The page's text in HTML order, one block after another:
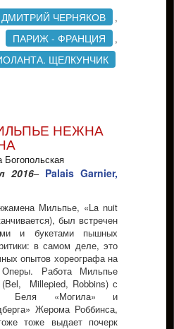
ДМИТРИЙ ЧЕРНЯКОВ ,
ПАРИЖ - ФРАНЦИЯ ,
ЩЕЛКУНЧИК
НЕЖНА
Богопольская
2016– Palais Garnier,
Мильпье, «La nuit
был встречен
и букетами пышных
в самом деле, это
опытов хореографа на
Работа Мильпье
Millepied, Robbins) с
Беля «Могила» и
Жерома Роббинса,
тоже выдает почерк